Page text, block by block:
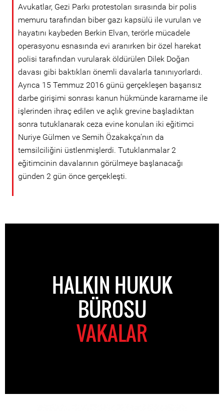
Avukatlar, Gezi Parkı protestoları sırasında bir polis
memuru tarafından biber gazı kapsülü ile vurulan ve
hayatını kaybeden Berkin Elvan, terörle mücadele
operasyonu esnasında evi aranırken bir özel harekat
polisi tarafından vurularak öldürülen Dilek Doğan
davası gibi baktıkları önemli davalarla tanınıyorlardı.
Ayrıca 15 Temmuz 2016 günü gerçekleşen başarısız
darbe girişimi sonrası kanun hükmünde kararname ile
işlerinden ihraç edilen ve açlık grevine başladıktan
sonra tutuklanarak ceza evine konulan iki eğitimci
Nuriye Gülmen ve Semih Özakakça’nın da
temsilciliğini üstlenmişlerdi. Tutuklanmalar 2
eğitimcinin davalarının görülmeye başlanacağı
günden 2 gün önce gerçekleşti.
HALKIN HUKUK
BÜROSU
VAKALAR